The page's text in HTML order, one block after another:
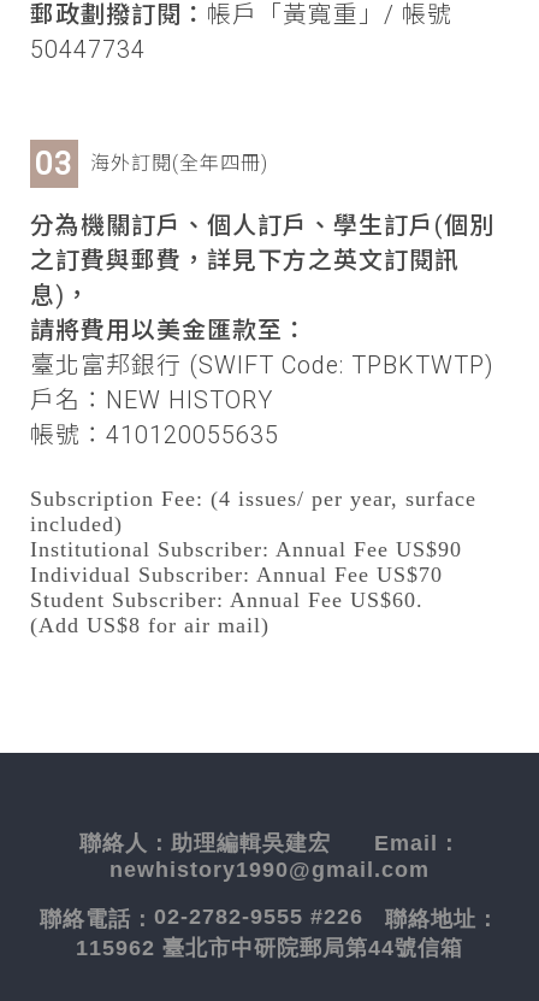
郵政劃撥訂閱： 帳戶「黃寬重」/ 帳號
50447734
海外訂閱(全年四冊)
分為機關訂戶、個人訂戶、學生訂戶(個別
之訂費與郵費，詳見下方之英文訂閱訊
息)，
請將費用以美金匯款至：
臺北富邦銀行 (SWIFT Code: TPBKTWTP)
戶名：NEW HISTORY
帳號：410120055635
Subscription Fee: (4 issues/ per year, surface
included)
Institutional Subscriber: Annual Fee US$90
Individual Subscriber: Annual Fee US$70
Student Subscriber: Annual Fee US$60.
(Add US$8 for air mail)
聯絡人： 助理編輯吳建宏 Email：
newhistory1990@gmail.com
聯絡電話： 02-2782-9555 #226 聯絡地址：
115962 臺北市中研院郵局第44號信箱